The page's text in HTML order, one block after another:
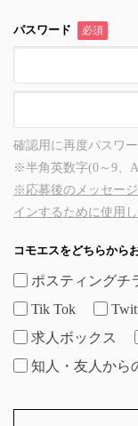
パスワード 必須
確認用に再度パスワ
※半角英数字(0～9、
※応募後のメッセー
インするために使用し
コモエスをどちらから
ポスティングチ
Tik Tok
求人ボックス
知人・友人から